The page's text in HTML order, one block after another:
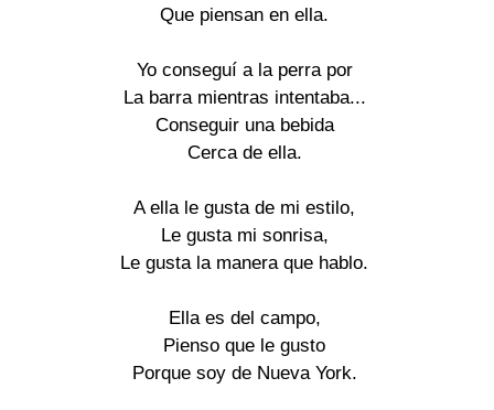
Que piensan en ella.
Yo conseguí a la perra por
La barra mientras intentaba...
Conseguir una bebida
Cerca de ella.
A ella le gusta de mi estilo,
Le gusta mi sonrisa,
Le gusta la manera que hablo.
Ella es del campo,
Pienso que le gusto
Porque soy de Nueva York.